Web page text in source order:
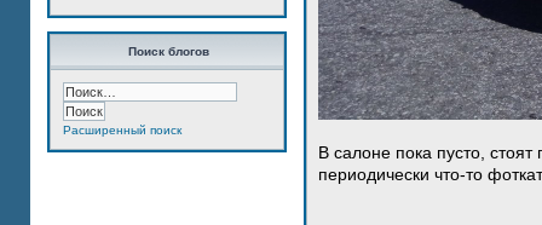
Поиск блогов
Расширенный поиск
В салоне пока пусто,
периодически что-то